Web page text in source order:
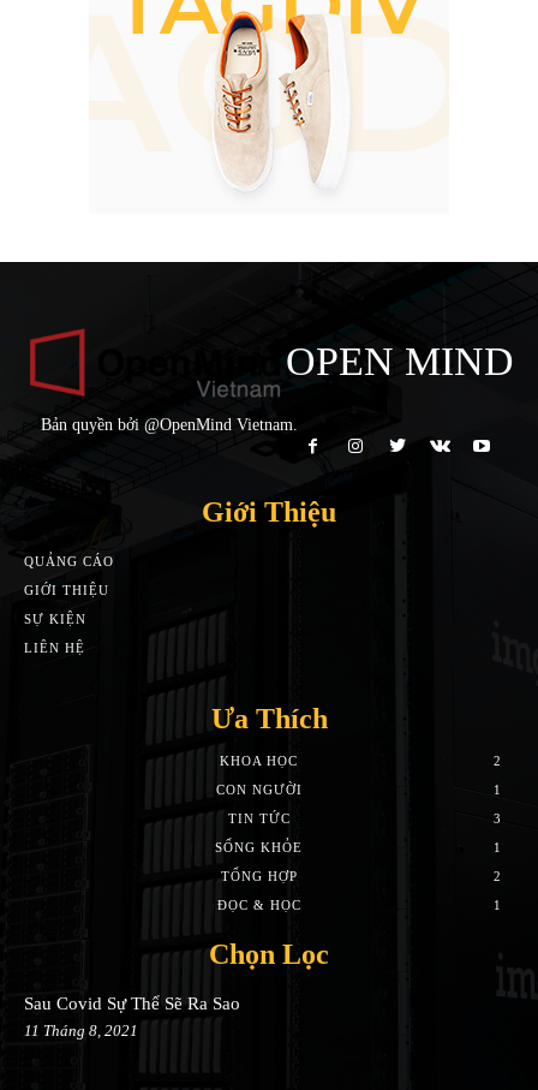
OPEN MIND
Bản quyền bởi @OpenMind Vietnam.
Giới Thiệu
QUẢNG CÁO
GIỚI THIỆU
SỰ KIỆN
LIÊN HỆ
Ưa Thích
KHOA HỌC
2
CON NGƯỜI
1
TIN TỨC
3
SỐNG KHỎE
1
TỔNG HỢP
2
ĐỌC & HỌC
1
Chọn Lọc
Sau Covid Sự Thể Sẽ Ra Sao
11 Tháng 8, 2021